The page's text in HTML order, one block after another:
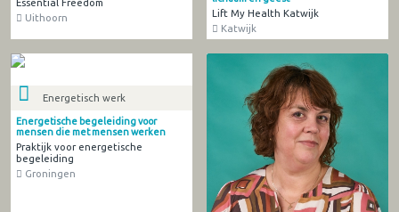
Uithoorn
Lift My Health Katwijk
Katwijk
Energetisch werk
Energetische begeleiding voor
mensen die met mensen werken
Praktijk voor energetische
begeleiding
Groningen